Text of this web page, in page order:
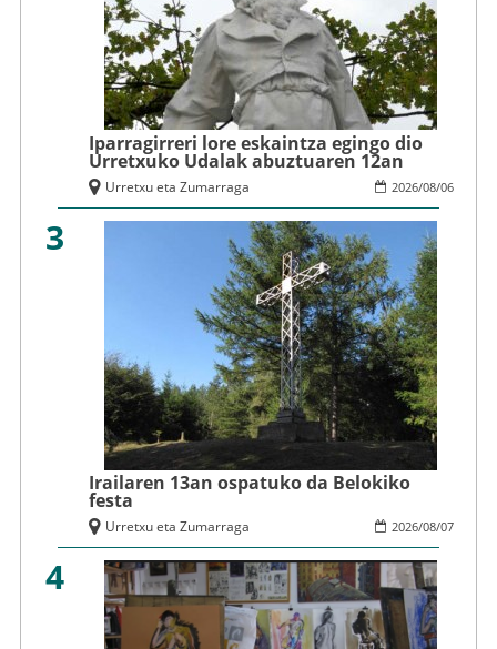
Iparragirreri lore eskaintza egingo dio
Urretxuko Udalak abuztuaren 12an
2026/08/06
Urretxu eta Zumarraga
3
Irailaren 13an ospatuko da Belokiko
festa
2026/08/07
Urretxu eta Zumarraga
4